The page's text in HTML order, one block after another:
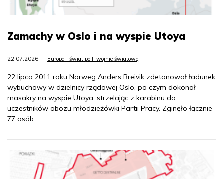
Zamachy w Oslo i na wyspie Utoya
22.07.2026 Europa i świat po II wojnie światowej
22 lipca 2011 roku Norweg Anders Breivik zdetonował ładunek
wybuchowy w dzielnicy rządowej Oslo, po czym dokonał
masakry na wyspie Utoya, strzelając z karabinu do
uczestników obozu młodzieżówki Partii Pracy. Zginęło łącznie
77 osób.